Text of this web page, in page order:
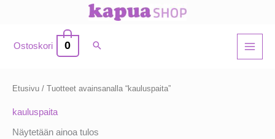
Ostoskori 0
Etusivu / Tuotteet avainsanalla “kauluspaita”
kauluspaita
Näytetään ainoa tulos